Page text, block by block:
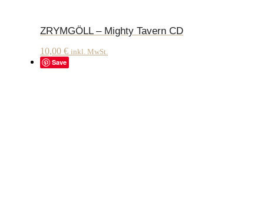
ZRYMGÖLL – Mighty Tavern CD
10,00 € inkl. MwSt.
Save